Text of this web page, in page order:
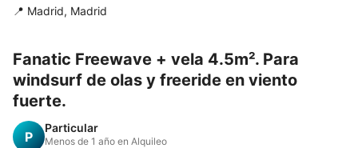
📍 Madrid, Madrid
Fanatic Freewave + vela 4.5m². Para
windsurf de olas y freeride en viento
fuerte.
P
Particular
Menos de 1 año en Alquileo